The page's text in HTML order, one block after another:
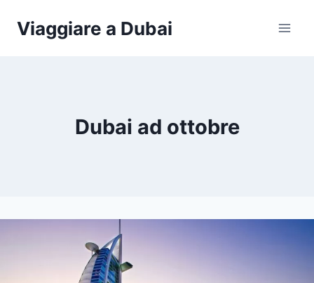
Viaggiare a Dubai
Dubai ad ottobre